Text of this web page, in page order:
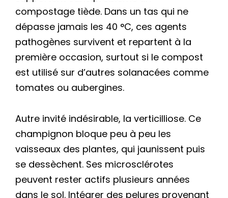
compostage tiède. Dans un tas qui ne
dépasse jamais les 40 °C, ces agents
pathogènes survivent et repartent à la
première occasion, surtout si le compost
est utilisé sur d’autres solanacées comme
tomates ou aubergines.
Autre invité indésirable, la verticilliose. Ce
champignon bloque peu à peu les
vaisseaux des plantes, qui jaunissent puis
se dessèchent. Ses microsclérotes
peuvent rester actifs plusieurs années
dans le sol. Intégrer des pelures provenant